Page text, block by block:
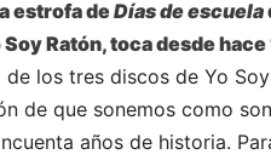
estrofa deDías de escuela
Ratón, toca desde
los tres discos de Yo
de que sonemos como
años de historia.